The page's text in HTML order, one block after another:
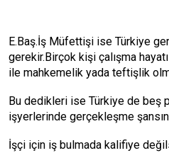
E.Baş.İş Müfettişi ise Türkiye
gerekir.Birçok kişi çalışma
ile mahkemelik yada teftişlik
Bu dedikleri ise Türkiye de beş
işyerlerinde gerçekleşme
İşçi için iş bulmada kalifiye